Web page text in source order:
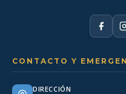
CONTACTO Y
DIRECCIÓN